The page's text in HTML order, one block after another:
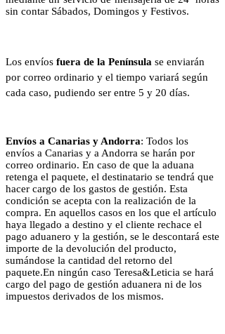
sin contar Sábados, Domingos y Festivos.
Los envíos fuera de la Península se enviarán
por correo ordinario y el tiempo variará según
cada caso, pudiendo ser entre 5 y 20 días.
Envíos a Canarias y Andorra: Todos los
envíos a Canarias y a Andorra se harán por
correo ordinario. En caso de que la aduana
retenga el paquete, el destinatario se tendrá que
hacer cargo de los gastos de gestión. Esta
condición se acepta con la realización de la
compra. En aquellos casos en los que el artículo
haya llegado a destino y el cliente rechace el
pago aduanero y la gestión, se le descontará este
importe de la devolución del producto,
sumándose la cantidad del retorno del
paquete.En ningún caso Teresa&Leticia se hará
cargo del pago de gestión aduanera ni de los
impuestos derivados de los mismos.